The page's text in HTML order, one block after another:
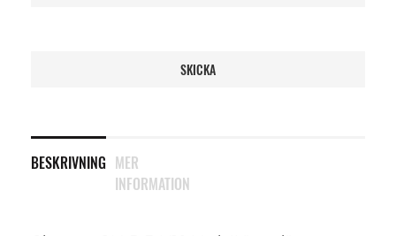
SKICKA
BESKRIVNING MER
INFORMATION